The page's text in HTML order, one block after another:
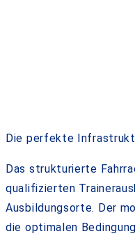
Die perfekte
Das strukturierte
qualifizierten
Ausbildungsorte. Der
die optimalen